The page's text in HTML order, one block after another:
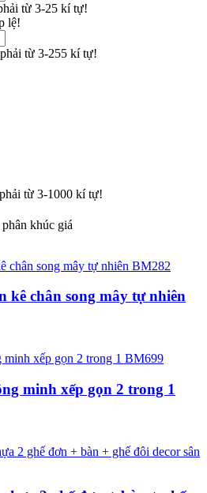
từ 3-25 kí tự!
lệ!
từ 3-255 kí tự!
từ 3-1000 kí tự!
khúc giá
kê chân song mây tự nhiên
minh xếp gọn 2 trong 1